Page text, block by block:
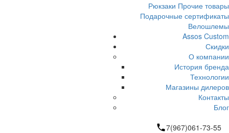
Рюкзаки Прочие товары
Подарочные сертификаты
Велошлемы
Assos Custom
Скидки
О компании
История бренда
Технологии
Магазины дилеров
Контакты
Блог
7(967)061-73-55